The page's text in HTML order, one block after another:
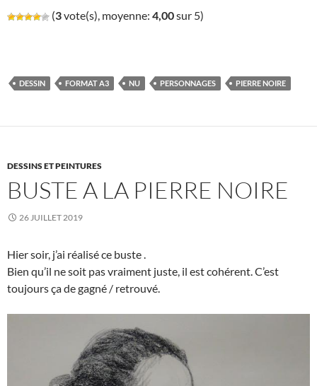
(3vote(s), moyenne: 4,00sur 5)
DESSIN FORMAT A3 NU PERSONNAGES PIERRE NOIRE
DESSINS ET PEINTURES
BUSTE A LA PIERRE NOIRE
26 JUILLET 2019
Hier soir, j’ai réalisé ce buste .
Bien qu’il ne soit pas vraiment juste, il est cohérent. C’est
toujours ça de gagné / retrouvé.